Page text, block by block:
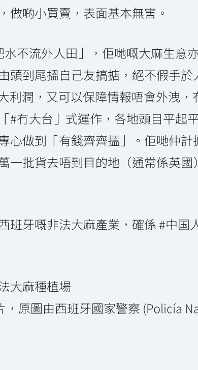
做啲小買賣，表面基本無害。
不流外人田」，佢哋嘅大麻生意
頭到尾搵自己友搞掂，絕不假手
利潤，又可以保障情報唔會外洩
#冇大台」式運作，各地頭目平起
心做到「有錢齊齊搵」。佢哋仲
一批貨去唔到目的地（通常係英
班牙嘅非法大麻產業，確係 #中国
大麻種植場
，原圖由西班牙國家警察 (Policía